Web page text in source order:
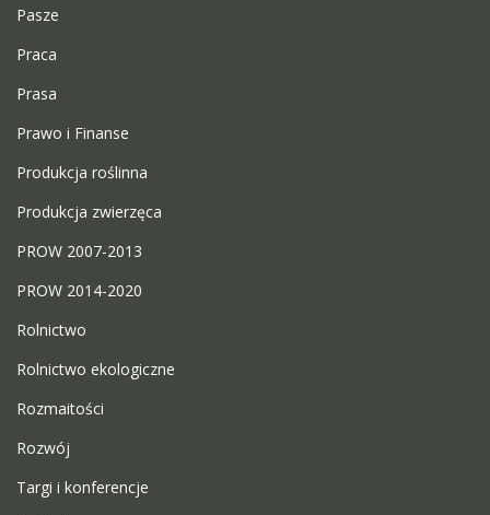
Pasze
Praca
Prasa
Prawo i Finanse
Produkcja roślinna
Produkcja zwierzęca
PROW 2007-2013
PROW 2014-2020
Rolnictwo
Rolnictwo ekologiczne
Rozmaitości
Rozwój
Targi i konferencje